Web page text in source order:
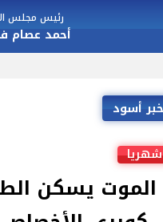
رئيس مجلس
أحمد عصام
خبر أسود
يسكن